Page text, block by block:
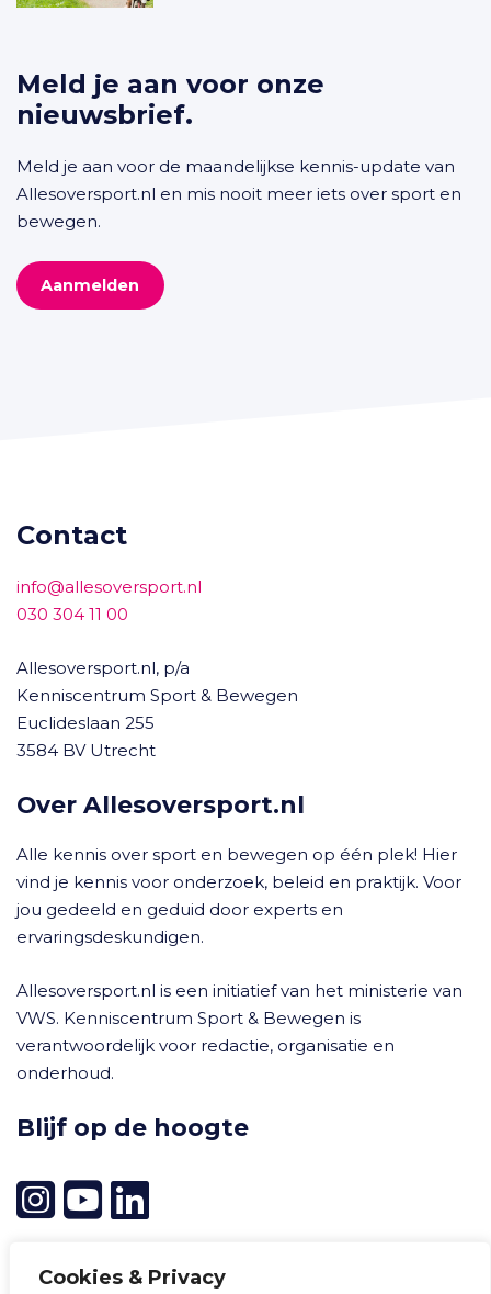
Cookies & Privacy
Meld je aan voor onze
nieuwsbrief.
Meld je aan voor de maandelijkse kennis-update van
Allesoversport.nl en mis nooit meer iets over sport en
bewegen.
Aanmelden
Contact
info@allesoversport.nl
030 304 11 00
Allesoversport.nl, p/a
Kenniscentrum Sport & Bewegen
Euclideslaan 255
3584 BV Utrecht
Over Allesoversport.nl
Alle kennis over sport en bewegen op één plek! Hier
vind je kennis voor onderzoek, beleid en praktijk. Voor
jou gedeeld en geduid door experts en
ervaringsdeskundigen.
Allesoversport.nl is een initiatief van het ministerie van
VWS. Kenniscentrum Sport & Bewegen is
verantwoordelijk voor redactie, organisatie en
onderhoud.
Blijf op de hoogte